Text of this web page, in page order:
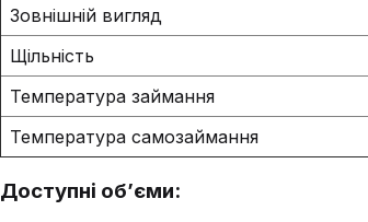
Зовнішній вигляд
Щільність
Температура займання
Температура самозаймання
Доступні об’єми: